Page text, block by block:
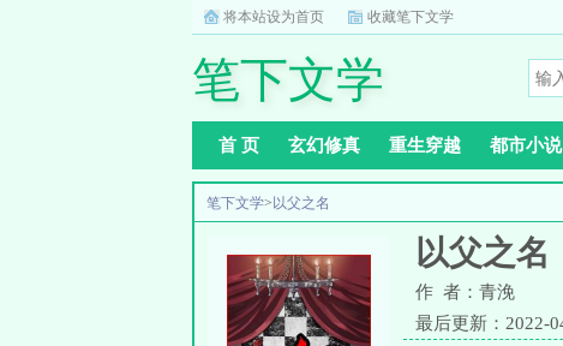
将本站设为首页 收藏笔下文学
笔下文学
首 页 玄幻修真 重生穿越 都市小说
笔下文学> 以父之名
以父之名
作 者：青浼
最后更新：2022-